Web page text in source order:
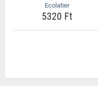
Ecolatier
5320 Ft